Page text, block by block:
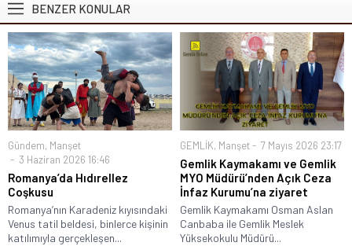
BENZER KONULAR
Gündem, Manşet
3 Haziran 2026 16:46
Romanya’da Hıdırellez
Coşkusu
Romanya’nın Karadeniz kıyısındaki
Venus tatil beldesi, binlerce kişinin
katılımıyla gerçekleşen...
GEMLİK, Manşet 7 Mayıs 2026 23:17
Gemlik Kaymakamı ve Gemlik
MYO Müdürü’nden Açık Ceza
İnfaz Kurumu’na ziyaret
Gemlik Kaymakamı Osman Aslan
Canbaba ile Gemlik Meslek
Yüksekokulu Müdürü...